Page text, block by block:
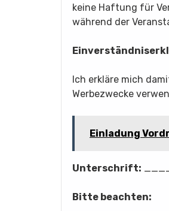
keine Haftung für
während der
Ich erkläre mich
Werbezwecke
Einladung
Unterschrift:
Bitte beachten: